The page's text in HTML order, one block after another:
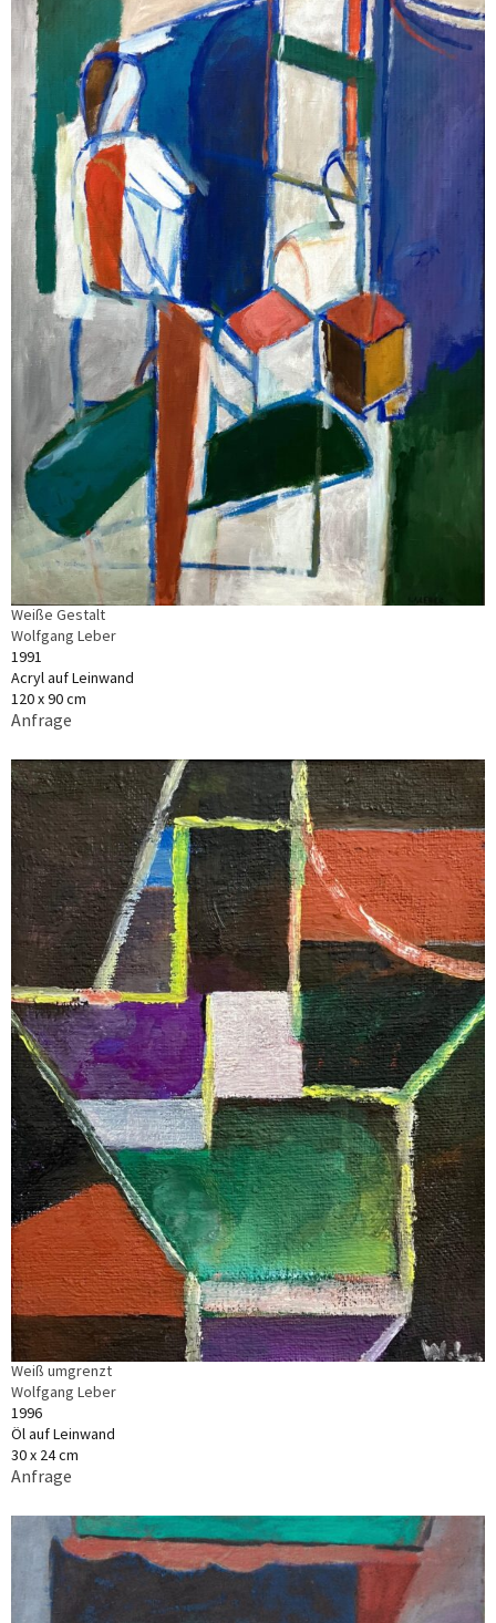
Weiße Gestalt
Wolfgang Leber
1991
Acryl auf Leinwand
120 x 90 cm
Anfrage
Weiß umgrenzt
Wolfgang Leber
1996
Öl auf Leinwand
30 x 24 cm
Anfrage